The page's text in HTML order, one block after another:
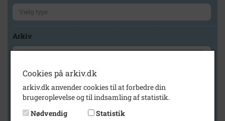
Arkiv
Geografi
Cookies på arkiv.dk
arkiv.dk anvender cookies til at forbedre din
brugeroplevelse og til indsamling af statistik.
Nødvendig
Statistik